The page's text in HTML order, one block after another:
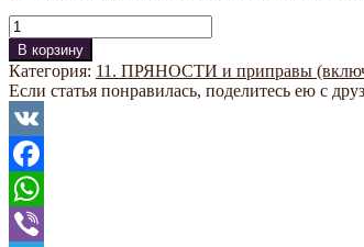
Количество
В корзину
Категория: 11. ПРЯНОСТИ и приправы
Если статья понравилась, поделитесь ею с
VK
Facebook
WhatsApp